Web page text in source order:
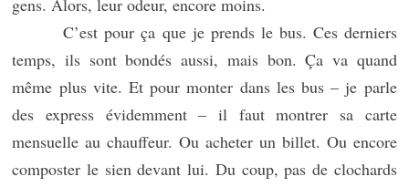
gens. Alors, leur odeur, encore moins.
C’est pour ça que je prends le bus. Ces derniers
temps, ils sont bondés aussi, mais bon. Ça va quand
même plus vite. Et pour monter dans les bus – je parle
des express évidemment – il faut montrer sa carte
mensuelle au chauffeur. Ou acheter un billet. Ou encore
composter le sien devant lui. Du coup, pas de clochards